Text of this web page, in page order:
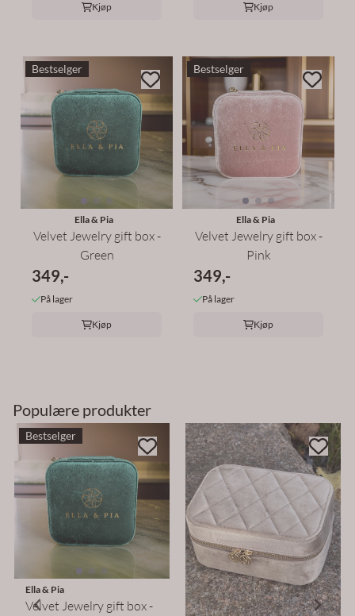
Kjøp Kjøp
Bestselger
Ella & Pia
Velvet Jewelry gift box -
Green
349,-
På lager
Kjøp
Bestselger
Ella & Pia
Velvet Jewelry gift box -
Pink
349,-
På lager
Kjøp
Populære produkter
Bestselger
Ella & Pia
Velvet Jewelry gift box -